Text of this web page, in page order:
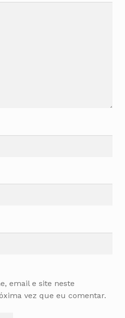
email e site neste
vez que eu comentar.